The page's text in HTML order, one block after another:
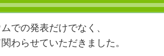
での発表だけでなく、
わらせていただきました。